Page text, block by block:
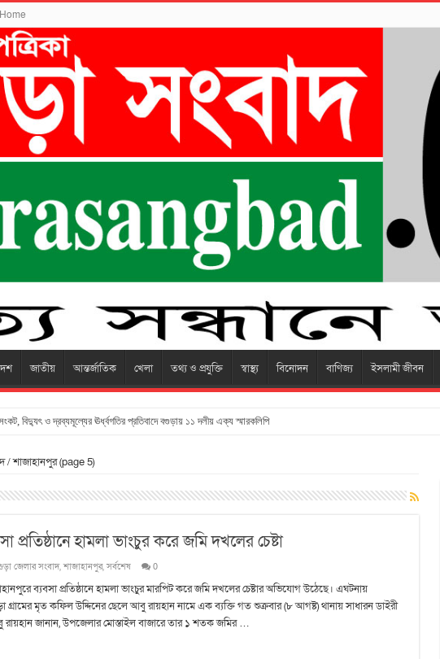
Home
জাতীয় আন্তর্জাতিক খেলা তথ্য ও প্রযুক্তি স্বাস্থ্য বিনোদন বাণিজ্য ইসলামী জীবন
বিদ্যুৎ ও দ্রব্যমূল্যের ঊর্ধ্বগতির প্রতিবাদে বগুড়ায় ১১ দলীয় এক্য স্মারকলিপি
/শাজাহানপুর (page 5)
প্রতিষ্ঠানে হামলা ভাংচুর করে জমি দখলের চেষ্টা
জেলার সংবাদ,শাজাহানপুর,সর্বশেষ 0
ব্যবসা প্রতিষ্ঠানে হামলা ভাংচুর মারপিট করে জমি দখলের চেষ্টার অভিযোগ উঠেছে। এঘটনায়
মৃত কফিল উদ্দিনের ছেলে আবু রায়হান নামে এক ব্যক্তি গত শুক্রবার (৮ আগষ্ট) থানায় সাধারন ডাইরী
রায়হান জানান, উপজেলার মোস্তাইল বাজারে তার ১ শতক জমির …